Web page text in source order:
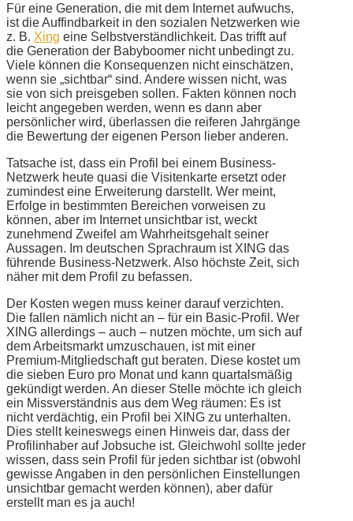
Für eine Generation, die mit dem Internet aufwuchs,
ist die Auffindbarkeit in den sozialen Netzwerken wie
z. B. Xing eine Selbstverständlichkeit. Das trifft auf
die Generation der Babyboomer nicht unbedingt zu.
Viele können die Konsequenzen nicht einschätzen,
wenn sie „sichtbar“ sind. Andere wissen nicht, was
sie von sich preisgeben sollen. Fakten können noch
leicht angegeben werden, wenn es dann aber
persönlicher wird, überlassen die reiferen Jahrgänge
die Bewertung der eigenen Person lieber anderen.
Tatsache ist, dass ein Profil bei einem Business-
Netzwerk heute quasi die Visitenkarte ersetzt oder
zumindest eine Erweiterung darstellt. Wer meint,
Erfolge in bestimmten Bereichen vorweisen zu
können, aber im Internet unsichtbar ist, weckt
zunehmend Zweifel am Wahrheitsgehalt seiner
Aussagen. Im deutschen Sprachraum ist XING das
führende Business-Netzwerk. Also höchste Zeit, sich
näher mit dem Profil zu befassen.
Der Kosten wegen muss keiner darauf verzichten.
Die fallen nämlich nicht an – für ein Basic-Profil. Wer
XING allerdings – auch – nutzen möchte, um sich auf
dem Arbeitsmarkt umzuschauen, ist mit einer
Premium-Mitgliedschaft gut beraten. Diese kostet um
die sieben Euro pro Monat und kann quartalsmäßig
gekündigt werden. An dieser Stelle möchte ich gleich
ein Missverständnis aus dem Weg räumen: Es ist
nicht verdächtig, ein Profil bei XING zu unterhalten.
Dies stellt keineswegs einen Hinweis dar, dass der
Profilinhaber auf Jobsuche ist. Gleichwohl sollte jeder
wissen, dass sein Profil für jeden sichtbar ist (obwohl
gewisse Angaben in den persönlichen Einstellungen
unsichtbar gemacht werden können), aber dafür
erstellt man es ja auch!